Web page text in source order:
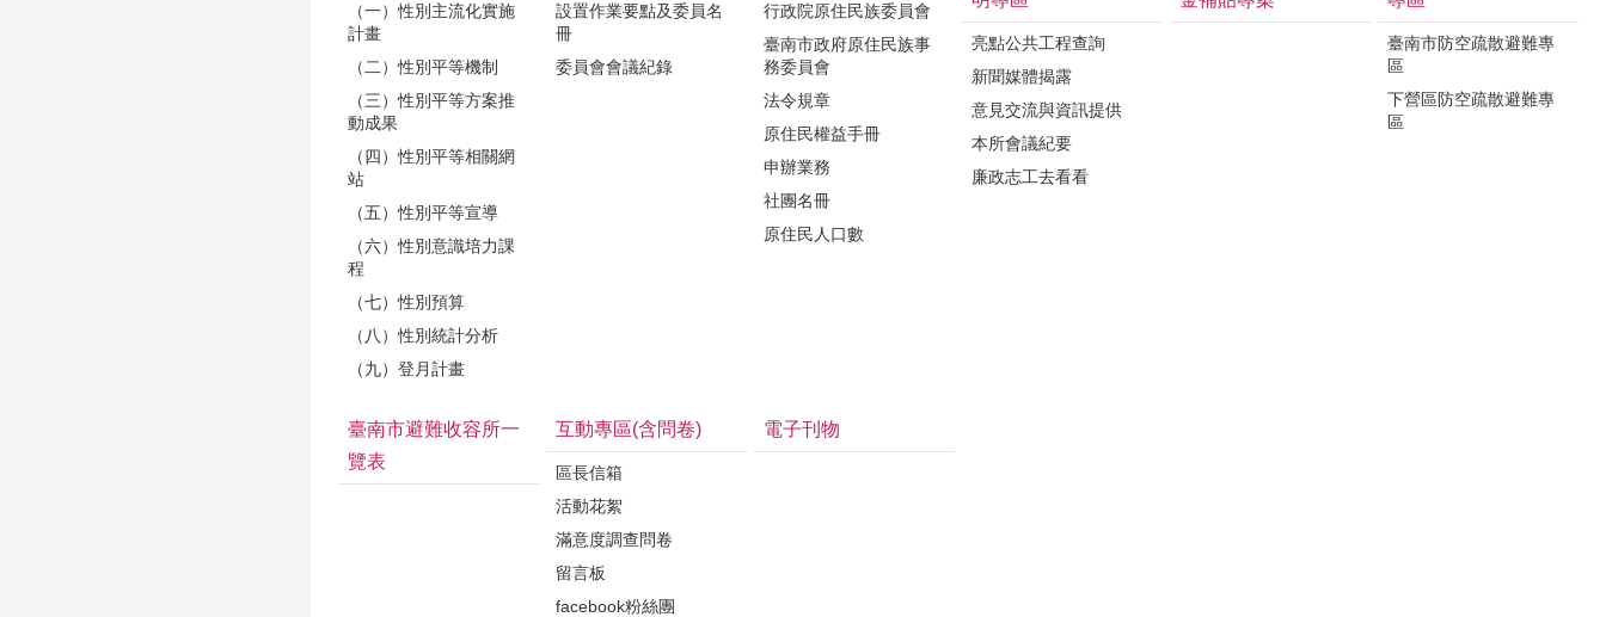
（一）性別主流化實施
計畫
（二）性別平等機制
（三）性別平等方案推
動成果
（四）性別平等相關網
站
（五）性別平等宣導
（六）性別意識培力課
程
（七）性別預算
（八）性別統計分析
（九）登月計畫
設置作業要點及委員名
冊
委員會會議紀錄
行政院原住民族委員會
臺南市政府原住民族事
務委員會
法令規章
原住民權益手冊
申辦業務
社團名冊
原住民人口數
亮點公共工程查詢
新聞媒體揭露
意見交流與資訊提供
本所會議紀要
廉政志工去看看
臺南市防空疏散避難專
區
下營區防空疏散避難專
區
臺南市避難收容所一
覽表
互動專區(含問卷)
區長信箱
活動花絮
滿意度調查問卷
留言板
facebook粉絲團
電子刊物